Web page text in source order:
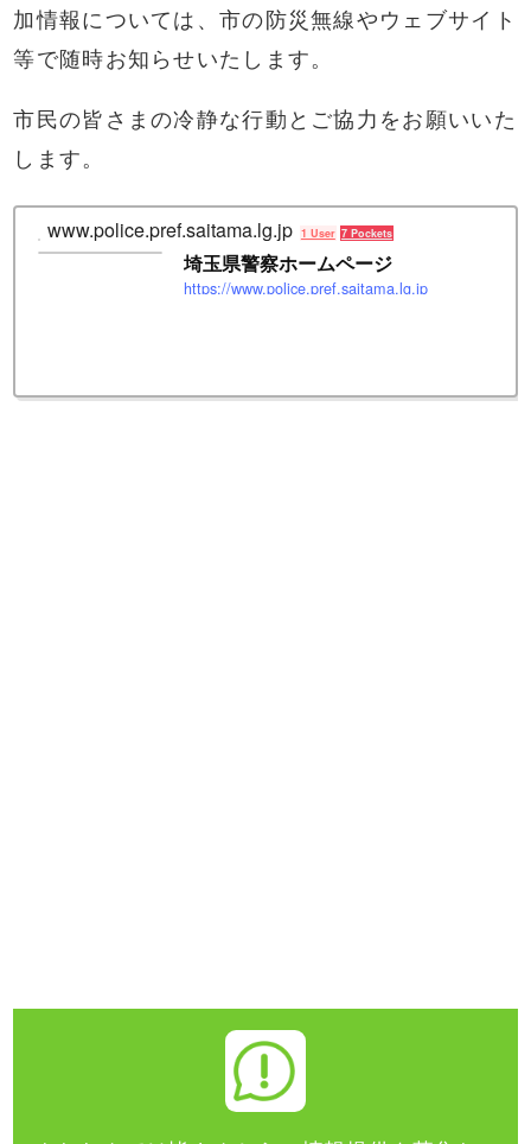
加情報については、市の防災無線やウェブサイト
等で随時お知らせいたします。
市民の皆さまの冷静な行動とご協力をお願いいた
します。
www.police.pref.saitama.lg.jp 1 User 7 Pockets
埼玉県警察ホームページ
https://www.police.pref.saitama.lg.jp